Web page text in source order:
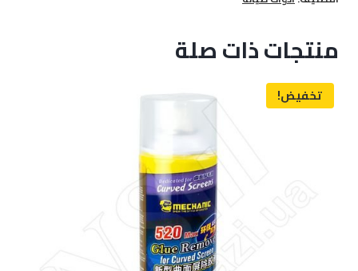
3315
منتجات ذات صلة
تخفيض!